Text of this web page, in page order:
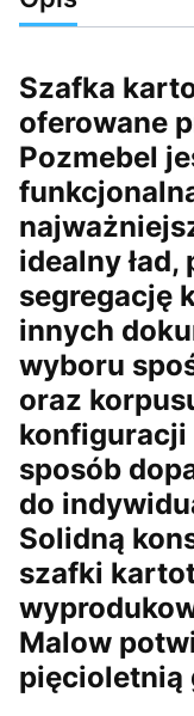
Szafka
oferowane
Pozmebel
idealny
segregację
innych
wyboru
oraz
konfiguracji
sposób
do
Solidną
szafki
Malow
pięcioletnią